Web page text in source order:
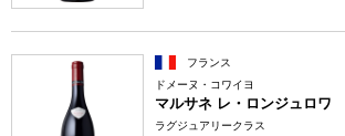
フランス
ドメーヌ・コワイヨ
マルサネ レ・ロンジュロワ
ラグジュアリークラス